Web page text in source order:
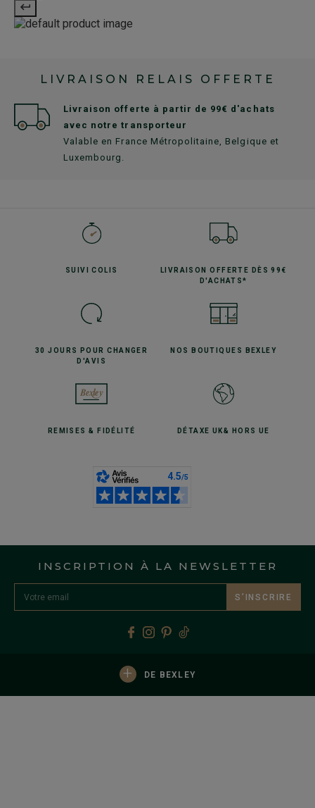
LIVRAISON RELAIS OFFERTE
Livraison offerte à partir de 99€ d'achats
avec notre transporteur
Valable en France Métropolitaine, Belgique et
Luxembourg.
SUIVICOLIS LIVRAISON OFFERTE
DÈS 99€
D'ACHATS*
30 JOURS POURCHANGER
D'AVIS
NOS BOUTIQUES BEXLEY
REMISES& FIDÉLITÉ DÉTAXE UK& HORS UE
INSCRIPTION À LA NEWSLETTER
S’INSCRIRE
+ DE BEXLEY